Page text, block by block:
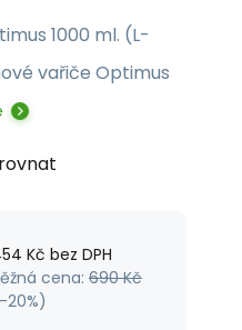
1000 ml. (L-
vařiče Optimus
Kč bez DPH
cena: 690 Kč
20%)